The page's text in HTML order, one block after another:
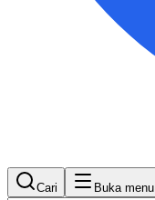
Cari Buka menu